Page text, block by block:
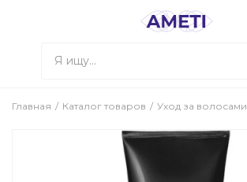
Главная Каталог товаров Уход за волосами